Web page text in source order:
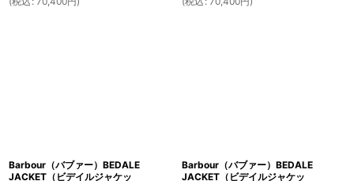
Barbour（バブァー）BEDALE
JACKET（ビデイルジャケッ
Barbour（バブァー）BEDALE
JACKET（ビデイルジャケッ